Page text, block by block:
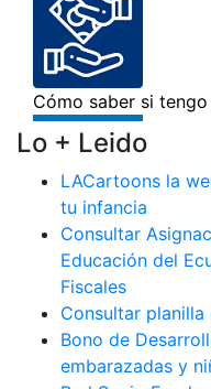
Lo + Leido
LACartoons la
tu infancia
Consultar
Educación del
Fiscales
Consultar planilla
Bono de
embarazadas y